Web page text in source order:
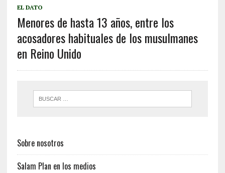
EL DATO
Menores de hasta 13 años, entre los
acosadores habituales de los musulmanes
en Reino Unido
Sobre nosotros
Salam Plan en los medios